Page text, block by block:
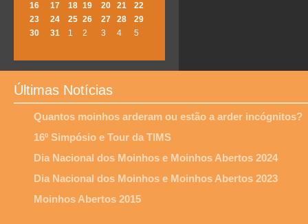
16
17 18 19 20 21
22
23
24 25 26 27 28
29
30
31 1 2 3 4 5
Últimas Notícias
Quantos moinhos arderam ou estão a arder incógnitos?
16º Simpósio e Tour da TIMS
Dia Nacional dos Moinhos e Moinhos Abertos 2024
Dia Nacional dos Moinhos e Moinhos Abertos 2023
Moinhos Abertos 2015